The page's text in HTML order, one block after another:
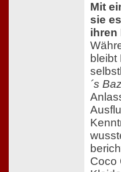
Mit
sie
ihren
bleibt
´s
Coco